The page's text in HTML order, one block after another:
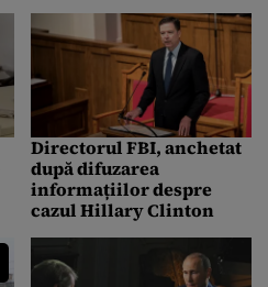
idiot”
Directorul FBI, anchetat
după difuzarea
informațiilor despre
cazul Hillary Clinton